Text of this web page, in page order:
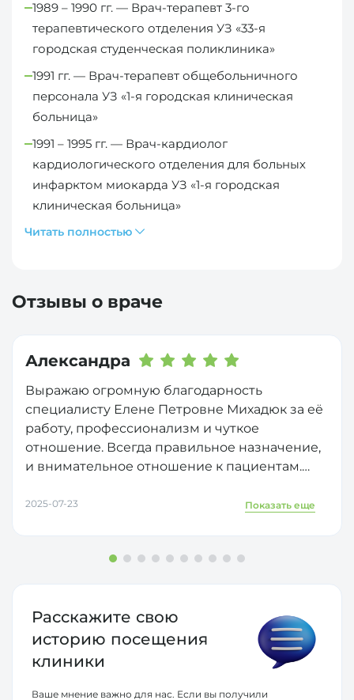
1989 – 1990 гг. — Врач-терапевт 3-го
терапевтического отделения УЗ «33-я
городская студенческая поликлиника»
1991 гг. — Врач-терапевт общебольничного
персонала УЗ «1-я городская клиническая
больница»
1991 – 1995 гг. — Врач-кардиолог
кардиологического отделения для больных
инфарктом миокарда УЗ «1-я городская
клиническая больница»
Читать полностью
Отзывы о враче
Александра
Выражаю огромную благодарность
специалисту Елене Петровне Михадюк за её
работу, профессионализм и чуткое
отношение. Всегда правильное назначение,
и внимательное отношение к пациентам.
доверилась. Спасибо, Вам, за помощь и
2025-07-23 Показать еще
Расскажите свою
историю посещения
клиники
Ваше мнение важно для нас. Если вы получили